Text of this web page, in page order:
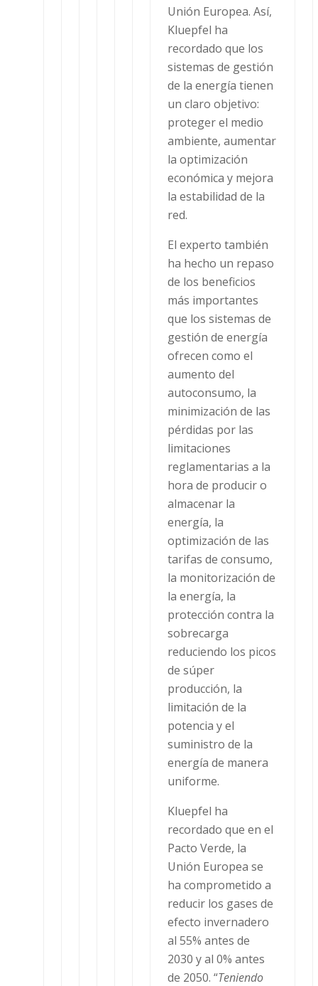
Unión Europea. Así,
Kluepfel ha
recordado que los
sistemas de gestión
de la energía tienen
un claro objetivo:
proteger el medio
ambiente, aumentar
la optimización
económica y mejora
la estabilidad de la
red.
El experto también
ha hecho un repaso
de los beneficios
más importantes
que los sistemas de
gestión de energía
ofrecen como el
aumento del
autoconsumo, la
minimización de las
pérdidas por las
limitaciones
reglamentarias a la
hora de producir o
almacenar la
energía, la
optimización de las
tarifas de consumo,
la monitorización de
la energía, la
protección contra la
sobrecarga
reduciendo los picos
de súper
producción, la
limitación de la
potencia y el
suministro de la
energía de manera
uniforme.
Kluepfel ha
recordado que en el
Pacto Verde, la
Unión Europea se
ha comprometido a
reducir los gases de
efecto invernadero
al 55% antes de
2030 y al 0% antes
de 2050. “Teniendo